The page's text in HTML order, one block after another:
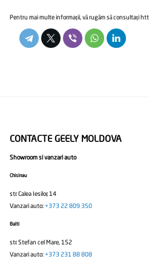
Pentru mai multe informații, vă rugăm să consultați
CONTACTE GEELY MOLDOVA
Showroom si vanzari auto
Chisinau
str. Calea Iesilor, 14
Vanzari auto:+373 22 809 350
Balti
str. Stefan cel Mare, 152
Vanzari auto:+373 231 88 808